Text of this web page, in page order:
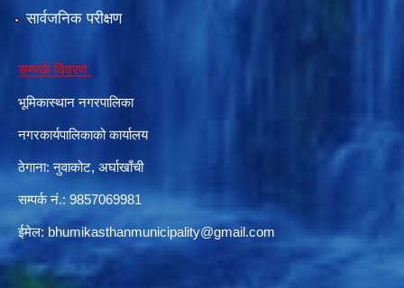
सार्वजनिक परीक्षण
सम्पर्क विवरण
भूमिकास्थान नगरपालिका
नगरकार्यपालिकाको कार्यालय
ठेगाना: नुवाकोट, अर्घाखाँची
सम्पर्क नं.: 9857069981
ईमेल: bhumikasthanmunicipality@gmail.com